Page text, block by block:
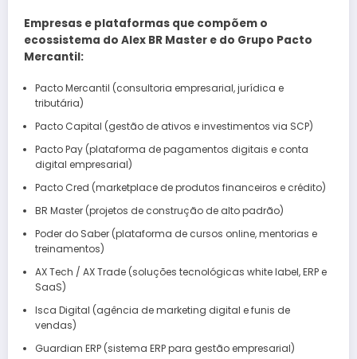
Empresas e plataformas que compõem o
ecossistema do Alex BR Master e do Grupo Pacto
Mercantil:
Pacto Mercantil (consultoria empresarial, jurídica e
tributária)
Pacto Capital (gestão de ativos e investimentos via SCP)
Pacto Pay (plataforma de pagamentos digitais e conta
digital empresarial)
Pacto Cred (marketplace de produtos financeiros e crédito)
BR Master (projetos de construção de alto padrão)
Poder do Saber (plataforma de cursos online, mentorias e
treinamentos)
AX Tech / AX Trade (soluções tecnológicas white label, ERP e
SaaS)
Isca Digital (agência de marketing digital e funis de
vendas)
Guardian ERP (sistema ERP para gestão empresarial)